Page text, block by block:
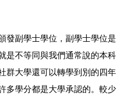
發副學士學位，副學士學位是
是不等同與我們通常說的本科
群大學還可以轉學到別的四年
多學分都是大學承認的。較少